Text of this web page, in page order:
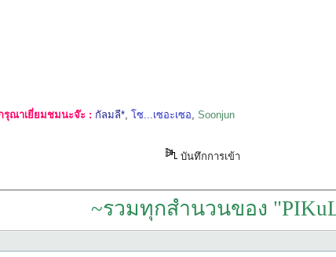
ณาเยี่ยมชมนะจ๊ะ : กัลมลี*,โซ...เซอะเซอ,Soonjun
บันทึกการเข้า
~รวมทุกสำนวนของ